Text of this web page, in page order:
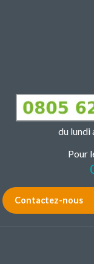
du lundi
Pour
Contactez-nous